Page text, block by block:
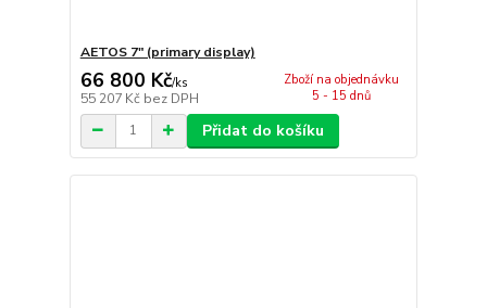
AETOS 7" (primary display)
66 800 Kč/ks
55 207 Kč bez DPH
Zboží na objednávku
5 - 15 dnů
Přidat do košíku